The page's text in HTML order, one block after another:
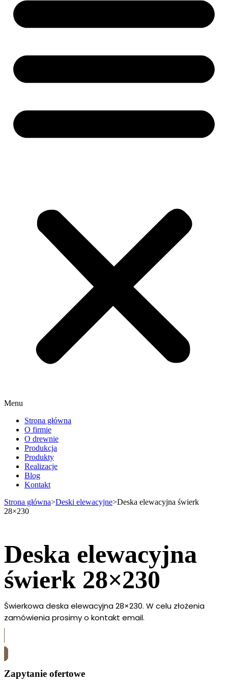
Menu
Strona główna
O firmie
O drewnie
Produkcja
Produkty
Realizacje
Blog
Kontakt
Strona główna>Deski elewacyjne>Deska elewacyjna świerk
28×230
Deska elewacyjna
świerk 28×230
Świerkowa deska elewacyjna 28×230. W celu złożenia
zamówienia prosimy o kontakt email.
Zapytanie ofertowe